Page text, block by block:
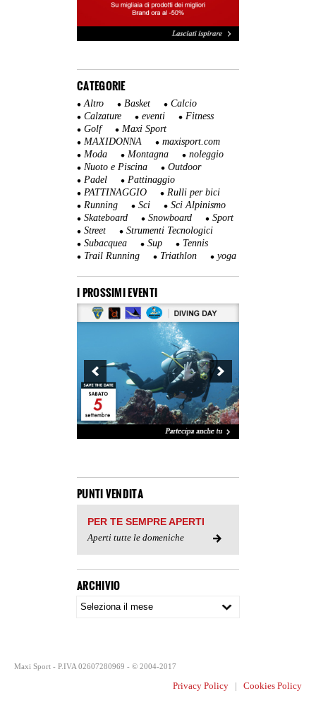
CATEGORIE
Altro Basket
Calcio
Calzature
eventi
Fitness
Golf
Maxi Sport
MAXIDONNA
maxisport.com
Moda
Montagna
noleggio
Nuoto e Piscina
Outdoor
Padel
Pattinaggio
PATTINAGGIO
Rulli per bici
Running
Sci
Sci Alpinismo
Skateboard
Snowboard
Sport
Street
Strumenti Tecnologici
Subacquea
Sup
Tennis
Trail Running
Triathlon yoga
I PROSSIMI EVENTI
PUNTI VENDITA
PER TE SEMPRE APERTI
Aperti tutte le domeniche
ARCHIVIO
Maxi Sport - P.IVA 02607280969 - © 2004-2017
Privacy Policy| Cookies Policy